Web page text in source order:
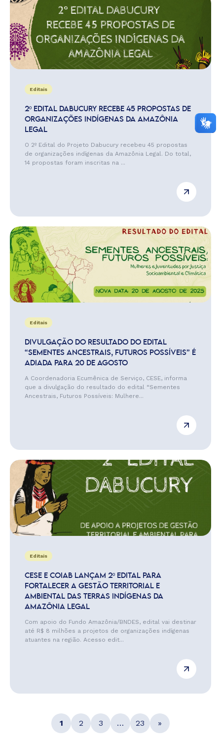
Editais
2º EDITAL DABUCURY RECEBE 45 PROPOSTAS DE
ORGANIZAÇÕES INDÍGENAS DA AMAZÔNIA
LEGAL
O 2º Edital do Projeto Dabucury recebeu 45 propostas
de organizações indígenas da Amazônia Legal. Do total,
14 propostas foram inscritas na ...
Editais
DIVULGAÇÃO DO RESULTADO DO EDITAL
“SEMENTES ANCESTRAIS, FUTUROS POSSÍVEIS” É
ADIADA PARA 20 DE AGOSTO
A Coordenadoria Ecumênica de Serviço, CESE, informa
que a divulgação do resultado do edital “Sementes
Ancestrais, Futuros Possíveis: Mulhere...
Editais
CESE E COIAB LANÇAM 2º EDITAL PARA
FORTALECER A GESTÃO TERRITORIAL E
AMBIENTAL DAS TERRAS INDÍGENAS DA
AMAZÔNIA LEGAL
Com apoio do Fundo Amazônia/BNDES, edital vai destinar
até R$ 8 milhões a projetos de organizações indígenas
atuantes na região. Acesso edit...
1 2 3 … 23 »